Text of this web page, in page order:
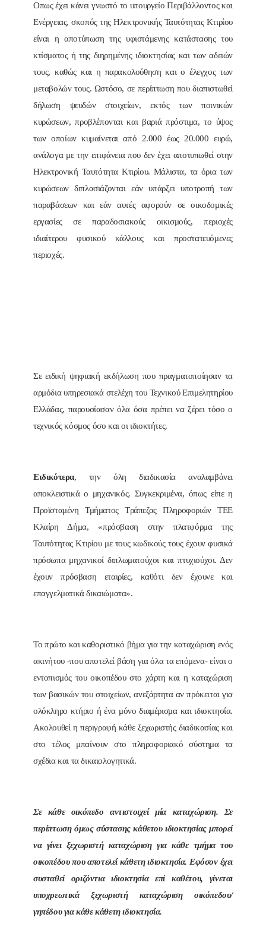
Οπως έχει κάνει γνωστό το υπουργείο Περιβάλλοντος και
Ενέργειας, σκοπός της Ηλεκτρονικής Ταυτότητας Κτιρίου
είναι η αποτύπωση της υφιστάμενης κατάστασης του
κτίσματος ή της διηρημένης ιδιοκτησίας και των αδειών
τους, καθώς και η παρακολούθηση και ο έλεγχος των
μεταβολών τους. Ωστόσο, σε περίπτωση που διαπιστωθεί
δήλωση ψευδών στοιχείων, εκτός των ποινικών
κυρώσεων, προβλέπονται και βαριά πρόστιμα, το ύψος
των οποίων κυμαίνεται από 2.000 έως 20.000 ευρώ,
ανάλογα με την επιφάνεια που δεν έχει αποτυπωθεί στην
Ηλεκτρονική Ταυτότητα Κτιρίου. Μάλιστα, τα όρια των
κυρώσεων διπλασιάζονται εάν υπάρξει υποτροπή των
παραβάσεων και εάν αυτές αφορούν σε οικοδομικές
εργασίες σε παραδοσιακούς οικισμούς, περιοχές
ιδιαίτερου φυσικού κάλλους και προστατευόμενες
περιοχές.
Σε ειδική ψηφιακή εκδήλωση που πραγματοποίησαν τα
αρμόδια υπηρεσιακά στελέχη του Τεχνικού Επιμελητηρίου
Ελλάδας, παρουσίασαν όλα όσα πρέπει να ξέρει τόσο ο
τεχνικός κόσμος όσο και οι ιδιοκτήτες.
Ειδικότερα, την όλη διαδικασία αναλαμβάνει
αποκλειστικά ο μηχανικός. Συγκεκριμένα, όπως είπε η
Προϊσταμένη Τμήματος Τράπεζας Πληροφοριών ΤΕΕ
Κλαίρη Δήμα, «πρόσβαση στην πλατφόρμα της
Ταυτότητας Κτιρίου με τους κωδικούς τους έχουν φυσικά
πρόσωπα μηχανικοί διπλωματούχοι και πτυχιούχοι. Δεν
έχουν πρόσβαση εταιρίες, καθότι δεν έχουνε και
επαγγελματικά δικαιώματα».
Το πρώτο και καθοριστικό βήμα για την καταχώριση ενός
ακινήτου -που αποτελεί βάση για όλα τα επόμενα- είναι ο
εντοπισμός του οικοπέδου στο χάρτη και η καταχώριση
των βασικών του στοιχείων, ανεξάρτητα αν πρόκειται για
ολόκληρο κτήριο ή ένα μόνο διαμέρισμα και ιδιοκτησία.
Ακολουθεί η περιγραφή κάθε ξεχωριστής διαδικασίας και
στο τέλος μπαίνουν στο πληροφοριακό σύστημα τα
σχέδια και τα δικαιολογητικά.
Σε κάθε οικόπεδο αντιστοιχεί μία καταχώριση. Σε
περίπτωση όμως σύστασης κάθετου ιδιοκτησίας μπορεί
να γίνει ξεχωριστή καταχώριση για κάθε τμήμα του
οικοπέδου που αποτελεί κάθετη ιδιοκτησία. Εφόσον έχει
συσταθεί οριζόντια ιδιοκτησία επί καθέτου, γίνεται
υποχρεωτικά ξεχωριστή καταχώριση οικόπεδου/
γηπέδου για κάθε κάθετη ιδιοκτησία.